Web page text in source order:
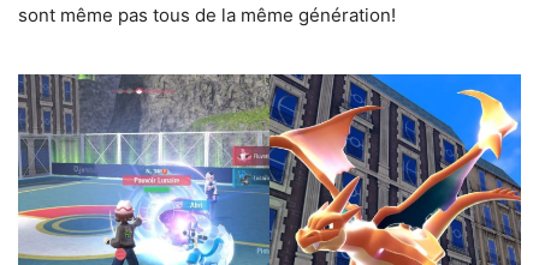
sont même pas tous de la même génération!